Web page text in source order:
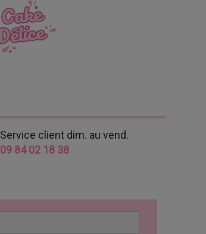
Service client dim. au vend.
09 84 02 18 38